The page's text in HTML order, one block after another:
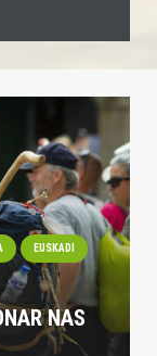
EUSKADI
NAS